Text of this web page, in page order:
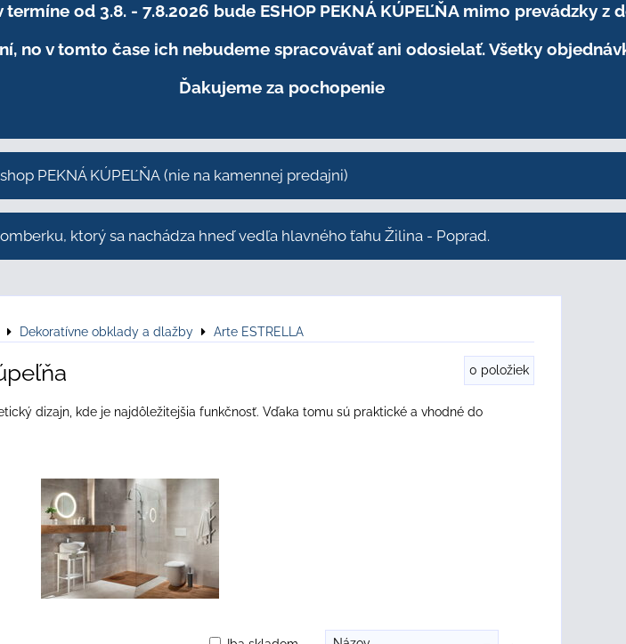
od 3.8. - 7.8.2026 bude ESHOP PEKNÁ KÚPEĽŇA mimo prevádzky z
no v tomto čase ich nebudeme spracovávať ani odosielať. Všetky
Ďakujeme za pochopenie
PEKNÁ KÚPEĽŇA (nie na kamennej predajni)
ktorý sa nachádza hneď vedľa hlavného ťahu Žilina - Poprad.
Dekoratívne obklady a dlažby Arte ESTRELLA
0 položiek
dizajn, kde je najdôležitejšia funkčnosť. Vďaka tomu sú praktické a vhodné do